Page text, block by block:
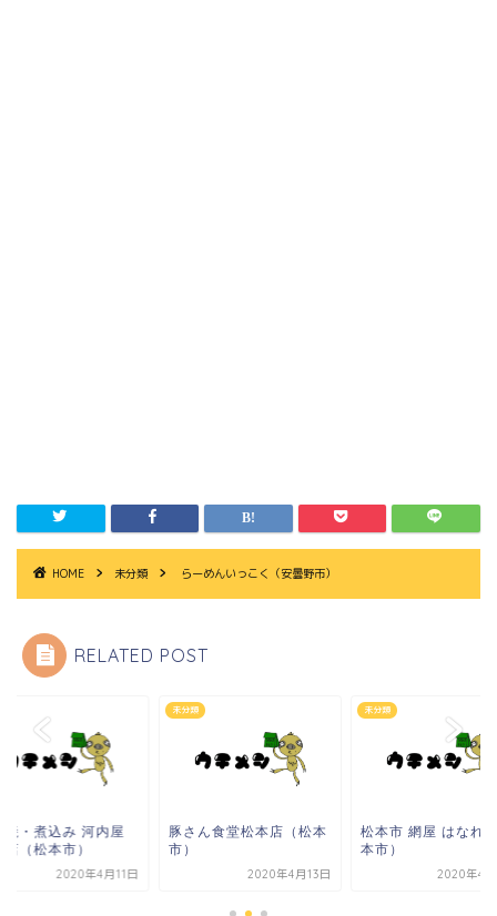
HOME 未分類 らーめんいっこく（安曇野市）
RELATED POST
焼・煮込み 河内屋
店（松本市）
2020年4月11日
未分類
豚さん食堂松本店（松本
市）
2020年4月13日
未分類
松本市 網屋 はなれ
本市）
2020年4